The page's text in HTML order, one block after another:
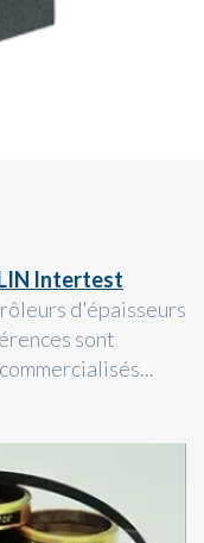
Intertest
d'épaisseurs
sont